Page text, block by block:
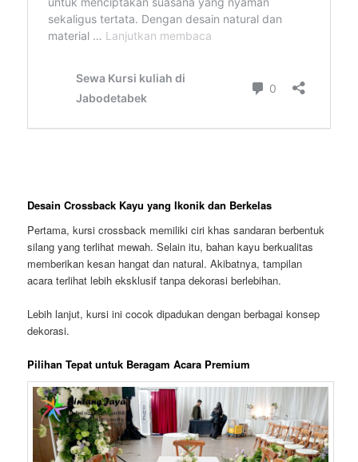
Desain Crossback Kayu yang Ikonik dan Berkelas
Pertama, kursi crossback memiliki ciri khas sandaran berbentuk
silang yang terlihat mewah. Selain itu, bahan kayu berkualitas
memberikan kesan hangat dan natural. Akibatnya, tampilan
acara terlihat lebih eksklusif tanpa dekorasi berlebihan.
Lebih lanjut, kursi ini cocok dipadukan dengan berbagai konsep
dekorasi.
Pilihan Tepat untuk Beragam Acara Premium